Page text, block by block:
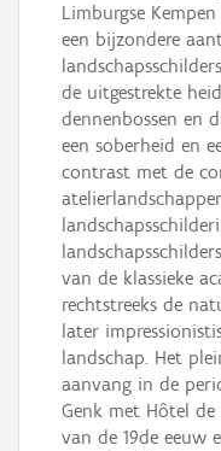
Limburgse
een bijzondere
de uitgestrekte
dennenbossen en
een soberheid en
contrast met de
van de klassieke
rechtstreeks de
later
landschap. Het
aanvang in de
Genk met Hôtel
van de 19de eeuw